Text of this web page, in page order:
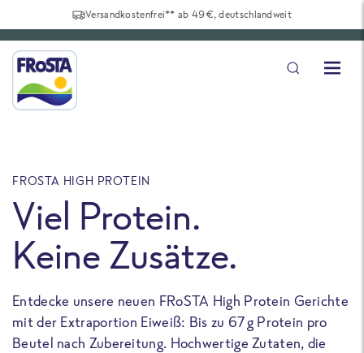
Versandkostenfrei** ab 49€, deutschlandweit
FROSTA HIGH PROTEIN
Viel Protein.
Keine Zusätze.
Entdecke unsere neuen FRoSTA High Protein Gerichte
mit der Extraportion Eiweiß: Bis zu 67 g Protein pro
Beutel nach Zubereitung. Hochwertige Zutaten, die